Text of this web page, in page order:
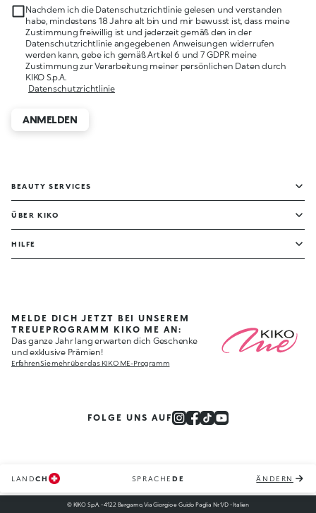
Nachdem ich die Datenschutzrichtlinie gelesen und verstanden
habe, mindestens 18 Jahre alt bin und mir bewusst ist, dass meine
Zustimmung freiwillig ist und jederzeit gemäß den in der
Datenschutzrichtlinie angegebenen Anweisungen widerrufen
werden kann, gebe ich gemäß Artikel 6 und 7 GDPR meine
Zustimmung zur Verarbeitung meiner persönlichen Daten durch
KIKO S.p.A.
Datenschutzrichtlinie
ANMELDEN
BEAUTY SERVICES
ÜBER KIKO
HILFE
MELDE DICH JETZT BEI UNSEREM
TREUEPROGRAMM KIKO ME AN:
Das ganze Jahr lang erwarten dich Geschenke
und exklusive Prämien!
Erfahren Sie mehr über das KIKO ME-Programm
FOLGE UNS AUF
LANDCH SPRACHE DE ÄNDERN
© KIKO S.p.A. - 4122 Bergamo, Via Giorgio e Guido Paglia Nr. 1/D - Italien